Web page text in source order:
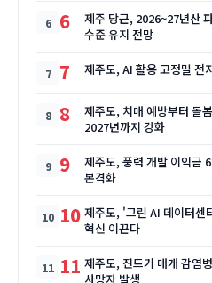
6
제주 당근, 2026~27년산
수준 유지 전망
7 제주도, AI 활용 고정밀
8
제주도, 치매 예방부터 돌
2027년까지 강화
9
제주도, 풍력 개발 이익금
본격화
10 제주도, '그린 AI 데이터
혁신 이끈다
11 제주도, 진드기 매개 감염
사망자 발생